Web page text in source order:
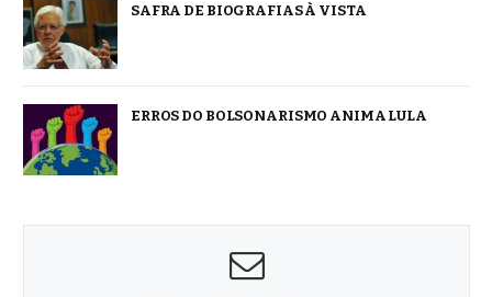
SAFRA DE BIOGRAFIAS À VISTA
ERROS DO BOLSONARISMO ANIMA LULA